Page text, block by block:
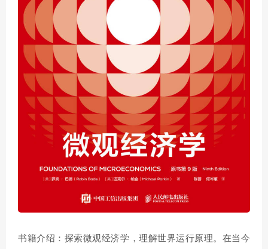
书籍介绍：探索微观经济学，理解世界运行原理。在当今